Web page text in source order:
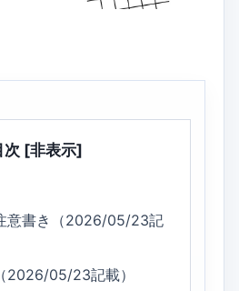
次 [非表示]
意書き（2026/05/23記
2026/05/23記載）